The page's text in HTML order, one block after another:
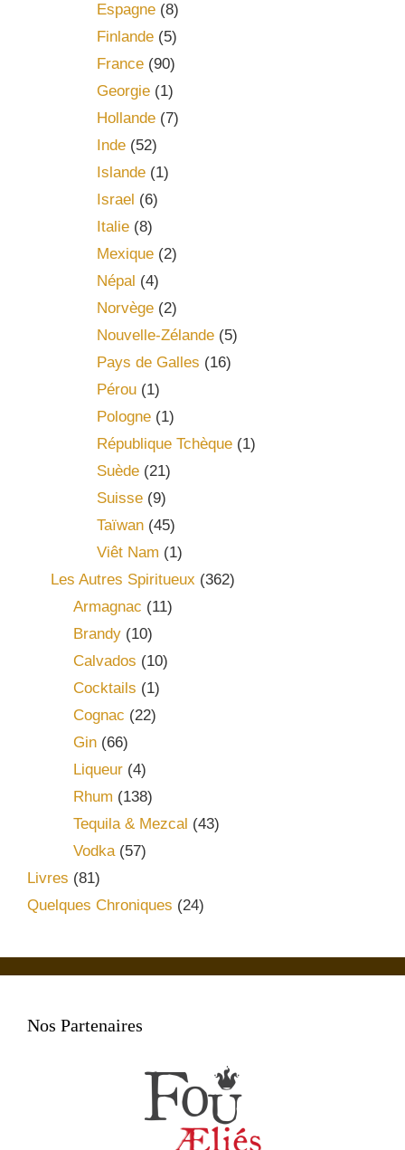
Espagne(8)
Finlande(5)
France(90)
Georgie(1)
Hollande(7)
Inde(52)
Islande(1)
Israel (6)
Italie(8)
Mexique(2)
Népal (4)
Norvège(2)
Nouvelle-Zélande(5)
Pays de Galles (16)
Pérou(1)
Pologne(1)
République Tchèque(1)
Suède(21)
Suisse(9)
Taïwan(45)
Viêt Nam (1)
Les Autres Spiritueux (362)
Armagnac (11)
Brandy (10)
Calvados (10)
Cocktails (1)
Cognac (22)
Gin (66)
Liqueur (4)
Rhum (138)
Tequila & Mezcal (43)
Vodka(57)
Livres (81)
Quelques Chroniques (24)
Nos Partenaires